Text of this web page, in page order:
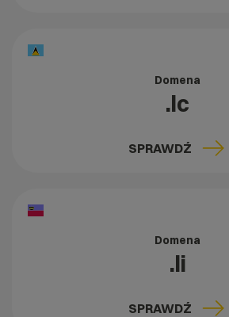
Domena
.lc
SPRAWDŹ
Domena
.li
SPRAWDŹ